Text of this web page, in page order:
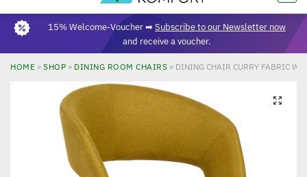
15% Welcome-Voucher ➡Subscribe to our Newsletter now
and receive a voucher.
HOME » SHOP » DINING ROOM CHAIRS » DINING CHAIR CURRY FABRIC
🔍